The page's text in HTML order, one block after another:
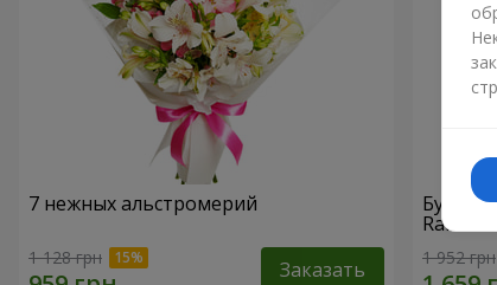
7 нежных альстромерий
1 128 грн Заказать
Букет
Raffaello
1 952 грн